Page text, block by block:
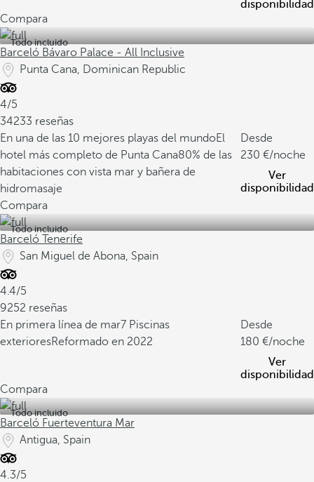
disponibilidad
Compara
Todo incluido
Barceló Bávaro Palace - All Inclusive
Punta Cana, Dominican Republic
4/5
34233 reseñas
En una de las 10 mejores playas del mundoEl
hotel más completo de Punta Cana80% de las
habitaciones con vista mar y bañera de
hidromasaje
Desde
230
/noche
Ver
disponibilidad
Compara
Todo incluido
Barceló Tenerife
San Miguel de Abona, Spain
4.4/5
9252 reseñas
En primera línea de mar7 Piscinas
exterioresReformado en 2022
Desde
180
/noche
Ver
disponibilidad
Compara
Todo incluido
Barceló Fuerteventura Mar
Antigua, Spain
4.3/5